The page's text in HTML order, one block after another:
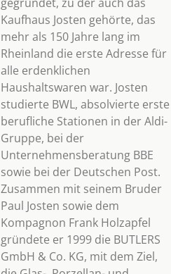
Kaufhaus Josten gehörte, das
mehr als 150 Jahre lang im
Rheinland die erste Adresse für
alle erdenklichen
Haushaltswaren war. Josten
studierte BWL, absolvierte erste
berufliche Stationen in der Aldi-
Gruppe, bei der
Unternehmensberatung BBE
sowie bei der Deutschen Post.
Zusammen mit seinem Bruder
Paul Josten sowie dem
Kompagnon Frank Holzapfel
gründete er 1999 die BUTLERS
GmbH & Co. KG, mit dem Ziel,